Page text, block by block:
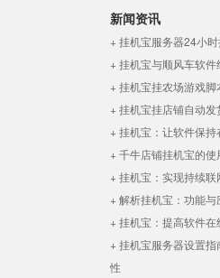
新闻资讯
+ 挂机宝服务器24小
+ 挂机宝与顺风车软
+ 挂机宝挂农场游戏脚
+ 挂机宝挂店铺自动发
+ 挂机宝：让软件保
+ 千牛店铺挂机宝的
+ 挂机宝：实现持续
+ 解析挂机宝：功能与
+ 挂机宝：提高软件
+ 挂机宝服务器设置
性